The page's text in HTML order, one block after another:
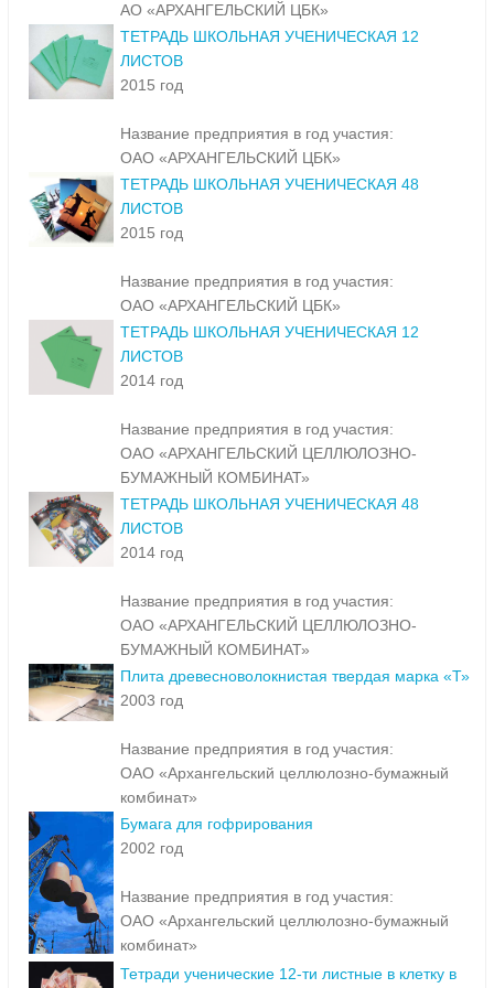
АО «АРХАНГЕЛЬСКИЙ ЦБК»
ТЕТРАДЬ ШКОЛЬНАЯ УЧЕНИЧЕСКАЯ 12
ЛИСТОВ
2015 год
Название предприятия в год участия:
ОАО «АРХАНГЕЛЬСКИЙ ЦБК»
ТЕТРАДЬ ШКОЛЬНАЯ УЧЕНИЧЕСКАЯ 48
ЛИСТОВ
2015 год
Название предприятия в год участия:
ОАО «АРХАНГЕЛЬСКИЙ ЦБК»
ТЕТРАДЬ ШКОЛЬНАЯ УЧЕНИЧЕСКАЯ 12
ЛИСТОВ
2014 год
Название предприятия в год участия:
ОАО «АРХАНГЕЛЬСКИЙ ЦЕЛЛЮЛОЗНО-
БУМАЖНЫЙ КОМБИНАТ»
ТЕТРАДЬ ШКОЛЬНАЯ УЧЕНИЧЕСКАЯ 48
ЛИСТОВ
2014 год
Название предприятия в год участия:
ОАО «АРХАНГЕЛЬСКИЙ ЦЕЛЛЮЛОЗНО-
БУМАЖНЫЙ КОМБИНАТ»
Плита древесноволокнистая твердая марка «Т»
2003 год
Название предприятия в год участия:
ОАО «Архангельский целлюлозно-бумажный
комбинат»
Бумага для гофрирования
2002 год
Название предприятия в год участия:
ОАО «Архангельский целлюлозно-бумажный
комбинат»
Тетради ученические 12-ти листные в клетку в